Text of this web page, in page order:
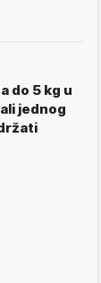
do 5 kg u
jednog